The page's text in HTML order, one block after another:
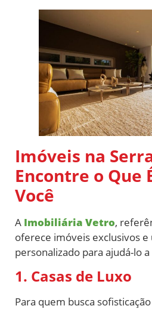
Imóveis na
Encontre o Que
Você
A Imobiliária Vetro,
oferece imóveis exclusivos
personalizado para ajudá-lo
1. Casas de Luxo
Para quem busca